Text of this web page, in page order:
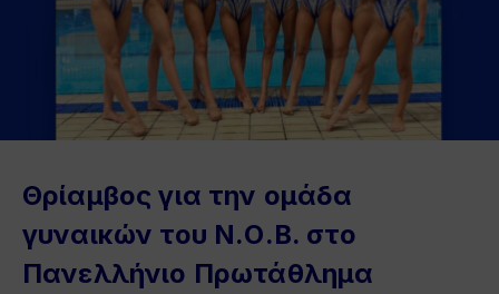
Θρίαμβος για την ομάδα
γυναικών του Ν.Ο.Β. στο
Πανελλήνιο Πρωτάθλημα